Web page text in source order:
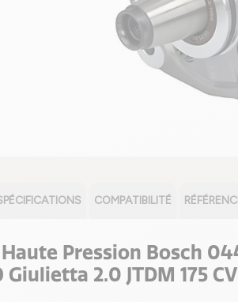
COMPATIBILITÉ
Pression Bosch
Giulietta 2.0 JTDM 175